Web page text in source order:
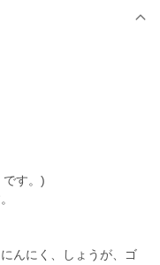
です。)
んにく、しょうが、ゴ